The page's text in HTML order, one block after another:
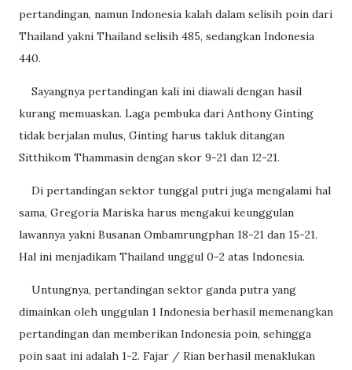
pertandingan, namun Indonesia kalah dalam selisih poin dari
Thailand yakni Thailand selisih 485, sedangkan Indonesia
440.
Sayangnya pertandingan kali ini diawali dengan hasil
kurang memuaskan. Laga pembuka dari Anthony Ginting
tidak berjalan mulus, Ginting harus takluk ditangan
Sitthikom Thammasin dengan skor 9-21 dan 12-21.
Di pertandingan sektor tunggal putri juga mengalami hal
sama, Gregoria Mariska harus mengakui keunggulan
lawannya yakni Busanan Ombamrungphan 18-21 dan 15-21.
Hal ini menjadikam Thailand unggul 0-2 atas Indonesia.
Untungnya, pertandingan sektor ganda putra yang
dimainkan oleh unggulan 1 Indonesia berhasil memenangkan
pertandingan dan memberikan Indonesia poin, sehingga
poin saat ini adalah 1-2. Fajar / Rian berhasil menaklukan